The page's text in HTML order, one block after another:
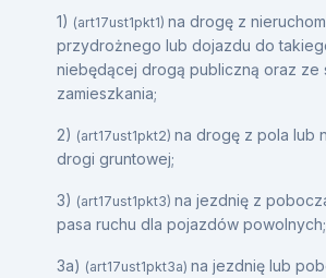
1) (art17ust1pkt1) na drogę z
przydrożnego lub dojazdu do
niebędącej drogą publiczną oraz ze
zamieszkania;
2) (art17ust1pkt2) na drogę z pola lub
drogi gruntowej;
3) (art17ust1pkt3) na jezdnię z
pasa ruchu dla pojazdów powolnych;
3a) (art17ust1pkt3a) na jezdnię lub